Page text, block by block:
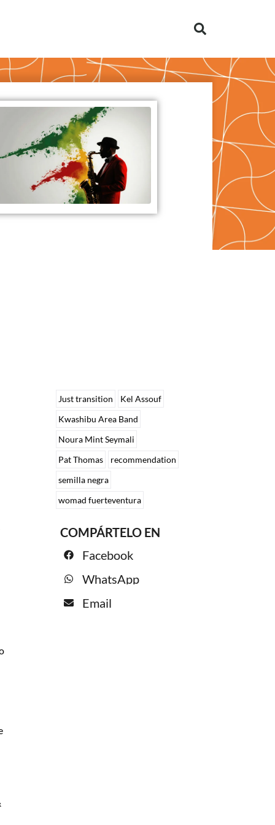
Just transition
Kel Assouf
Kwashibu Area Band
Noura Mint Seymali
Pat Thomas
recommendation
semilla negra
womad fuerteventura
COMPÁRTELO EN
Facebook
WhatsApp
Email